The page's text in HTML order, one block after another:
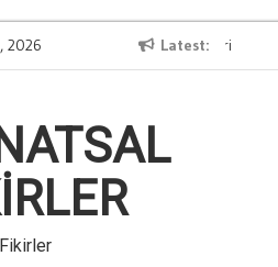
2026 Latest
Kurtulmanin Yollari